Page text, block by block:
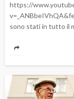
https://
sono stati in tutto il